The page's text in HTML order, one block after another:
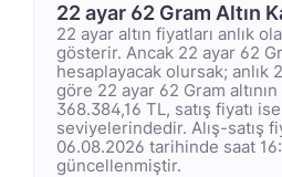
22 ayar 62 Gram Altın
22 ayar altın fiyatları anlık
gösterir. Ancak 22 ayar 62
hesaplayacak olursak; anlık
göre 22 ayar 62 Gram altının
368.384,16 TL, satış fiyatı
seviyelerindedir. Alış-satış
06.08.2026 tarihinde saat
güncellenmiştir.